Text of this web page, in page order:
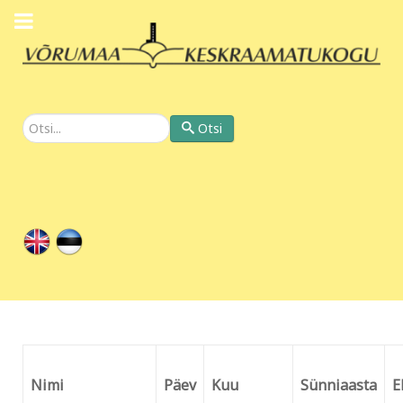
Otsi Otsi
Nimi Päev Kuu Sünniaasta